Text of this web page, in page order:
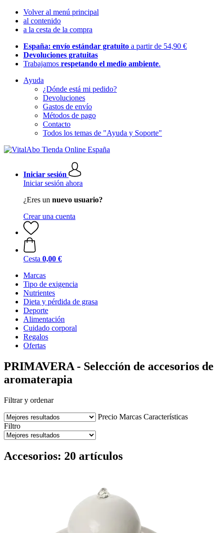
Volver al menú principal
al contenido
a la cesta de la compra
España: envío estándar gratuito a partir de 54,90 €
Devoluciones gratuitas
Trabajamos respetando el medio ambiente.
Ayuda
¿Dónde está mi pedido?
Devoluciones
Gastos de envío
Métodos de pago
Contacto
Todos los temas de "Ayuda y Soporte"
Iniciar sesión
Iniciar sesión ahora
¿Eres un nuevo usuario?
Crear una cuenta
Cesta 0,00 €
Marcas
Tipo de exigencia
Nutrientes
Dieta y pérdida de grasa
Deporte
Alimentación
Cuidado corporal
Regalos
Ofertas
PRIMAVERA - Selección de accesorios de
aromaterapia
Filtrar y ordenar
Precio Marcas Características
Filtro
Accesorios: 20 artículos